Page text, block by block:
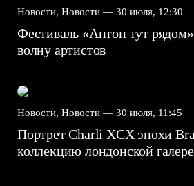
Новости, Новости — 30 июля, 12:30
Фестиваль «Антон тут
волну артистов
Новости, Новости — 30 июля, 11:45
Портрет Charli XCX эпохи
коллекцию лондонской